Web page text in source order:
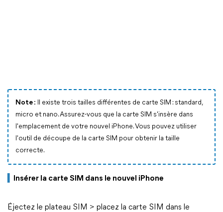
Note : Il existe trois tailles différentes de carte SIM : standard,
micro et nano. Assurez-vous que la carte SIM s'insère dans
l'emplacement de votre nouvel iPhone. Vous pouvez utiliser
l'outil de découpe de la carte SIM pour obtenir la taille
correcte.
Insérer la carte SIM dans le nouvel iPhone
Éjectez le plateau SIM > placez la carte SIM dans le